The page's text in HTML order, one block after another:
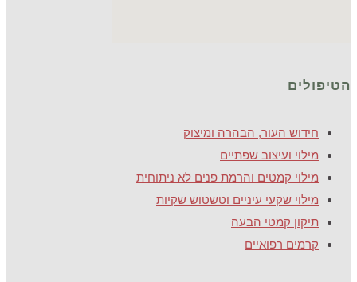
הטיפולים
חידוש העור, הבהרה ומיצוק
מילוי ועיצוב שפתיים
מילוי קמטים והרמת פנים לא ניתוחית
מילוי שקעי עיניים וטשטוש שקיות
תיקון קמטי הבעה
קרמים רפואיים